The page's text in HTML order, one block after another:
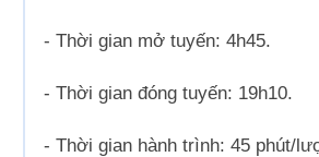
- Thời gian mở tuyến: 4h45.
- Thời gian đóng tuyến: 19h10.
- Thời gian hành trình: 45 phút/